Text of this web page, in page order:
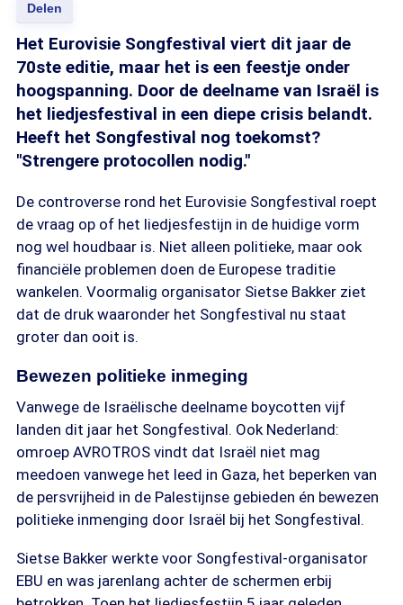
Delen
Het Eurovisie Songfestival viert dit jaar de
70ste editie, maar het is een feestje onder
hoogspanning. Door de deelname van Israël is
het liedjesfestival in een diepe crisis belandt.
Heeft het Songfestival nog toekomst?
"Strengere protocollen nodig."
De controverse rond het Eurovisie Songfestival roept
de vraag op of het liedjesfestijn in de huidige vorm
nog wel houdbaar is. Niet alleen politieke, maar ook
financiële problemen doen de Europese traditie
wankelen. Voormalig organisator Sietse Bakker ziet
dat de druk waaronder het Songfestival nu staat
groter dan ooit is.
Bewezen politieke inmeging
Vanwege de Israëlische deelname boycotten vijf
landen dit jaar het Songfestival. Ook Nederland:
omroep AVROTROS vindt dat Israël niet mag
meedoen vanwege het leed in Gaza, het beperken van
de persvrijheid in de Palestijnse gebieden én bewezen
politieke inmenging door Israël bij het Songfestival.
Sietse Bakker werkte voor Songfestival-organisator
EBU en was jarenlang achter de schermen erbij